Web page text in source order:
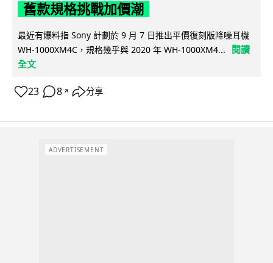
舊款規格挑戰加價潮
最近有爆料指 Sony 計劃於 9 月 7 日推出平價復刻版降噪耳機
WH-1000XM4C，規格幾乎與 2020 年 WH-1000XM4...
閱讀
全文
23 8 ↗ 分享
ADVERTISEMENT